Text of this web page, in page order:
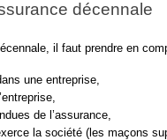
décennale
il faut prendre en
une entreprise,
de l’assurance,
la société (les maçons